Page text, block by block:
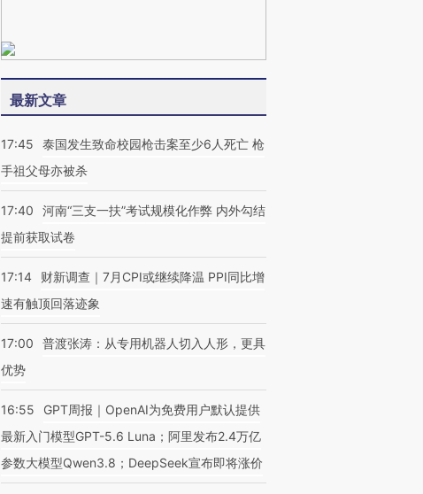
最新文章
17:45
泰国发生致命校园枪击案至少6人死亡 枪
手祖父母亦被杀
17:40
河南“三支一扶”考试规模化作弊 内外勾结
提前获取试卷
17:14
财新调查｜7月CPI或继续降温 PPI同比增
速有触顶回落迹象
17:00
普渡张涛：从专用机器人切入人形，更具
优势
16:55
GPT周报｜OpenAI为免费用户默认提供
最新入门模型GPT-5.6 Luna；阿里发布2.4万亿
参数大模型Qwen3.8；DeepSeek宣布即将涨价